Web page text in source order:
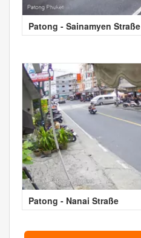
Patong - Sainamyen Straße
Patong - Nanai Straße